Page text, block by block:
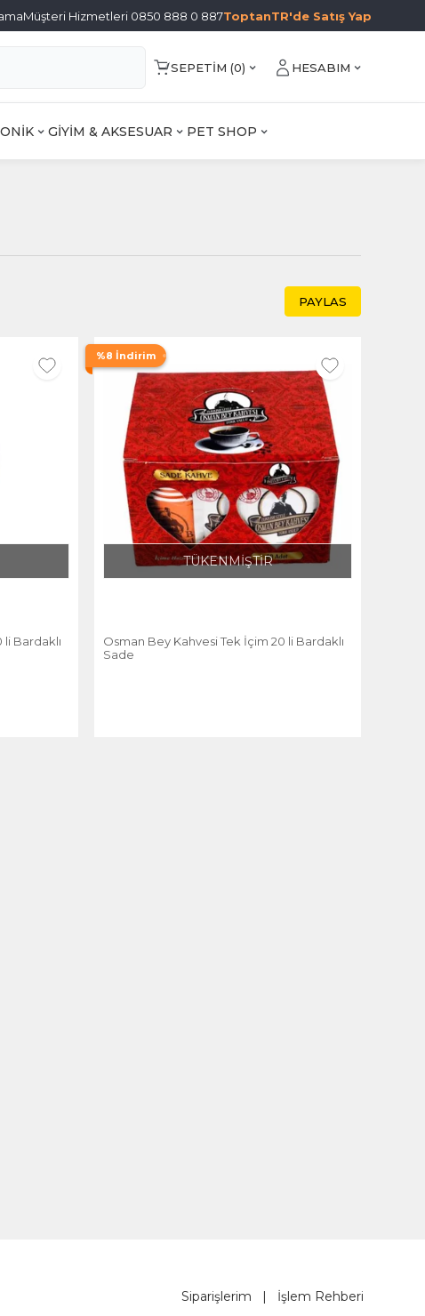
Müşteri Hizmetleri 0850 888 0 887ToptanTR'de Satış Yap
SEPETIM (0) HESABIM
GİYİM & AKSESUAR PET SHOP
PAYLAS
Bardaklı
%8 İndirim
TÜKENMİŞTİR
Osman Bey Kahvesi Tek İçim 20 li Bardaklı
Sade
Siparişlerim | İşlem Rehberi